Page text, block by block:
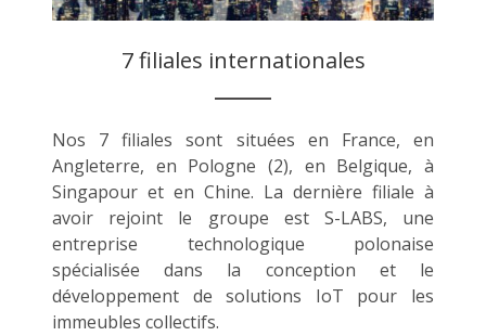
7 filiales internationales
Nos 7 filiales sont situées en France, en
Angleterre, en Pologne (2), en Belgique, à
Singapour et en Chine. La dernière filiale à
avoir rejoint le groupe est S-LABS, une
entreprise technologique polonaise
spécialisée dans la conception et le
développement de solutions IoT pour les
immeubles collectifs.